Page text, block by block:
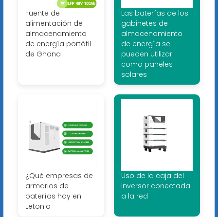
Fuente de
alimentación de
almacenamiento
de energía portátil
de Ghana
Las baterías de los
gabinetes de
almacenamiento
de energía se
pueden utilizar
como paneles
solares
¿Qué empresas de
armarios de
baterías hay en
Letonia
Uso de la caja del
inversor conectada
a la red